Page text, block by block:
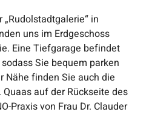
in
uns im Erdgeschoss
Eine Tiefgarage befindet
Sie bequem parken
Nähe finden Sie auch die
Quaas auf der Rückseite des
Praxis von Frau Dr. Clauder